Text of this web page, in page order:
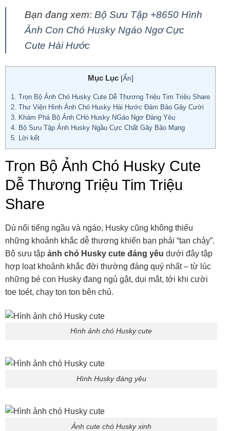
Bạn đang xem: Bộ Sưu Tập +8650 Hình
Ảnh Con Chó Husky Ngáo Ngơ Cực
Cute Hài Hước
Mục Lục [Ẩn]
1. Trọn Bộ Ảnh Chó Husky Cute Dễ Thương Triệu Tim Triệu Share
2. Thư Viện Hình Ảnh Chó Husky Hài Hước Đảm Bảo Gây Cười
3. Khám Phá Bộ Ảnh CHó Husky NGáo Ngơ Đáng Yêu
4. Bộ Sưu Tập Ảnh Husky Ngầu Cực Chất Gây Bão Mạng
5. Lời kết
Trọn Bộ Ảnh Chó Husky Cute
Dễ Thương Triệu Tim Triệu
Share
Dù nổi tiếng ngầu và ngáo, Husky cũng không thiếu
những khoảnh khắc dễ thương khiến bạn phải “tan chảy”.
Bộ sưu tập ảnh chó Husky cute đáng yêu dưới đây tập
hợp loạt khoảnh khắc đời thường đáng quý nhất – từ lúc
những bé con Husky đang ngủ gật, dụi mắt, tới khi cười
toe toét, chạy ton ton bên chủ.
Hình ảnh chó Husky cute
Hình Husky đáng yêu
Ảnh cute chó Husky xinh